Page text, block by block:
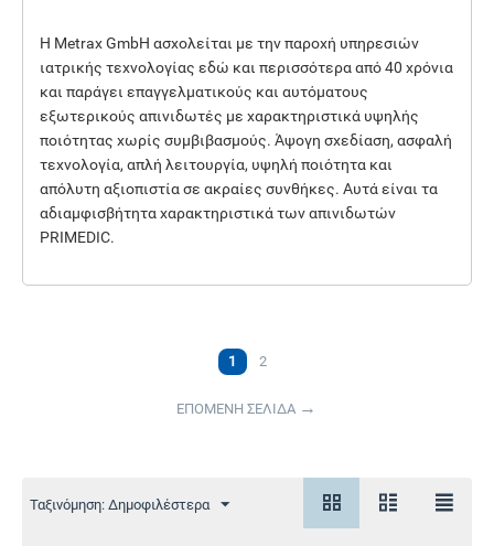
Η Metrax GmbH ασχολείται με την παροχή υπηρεσιών
ιατρικής τεχνολογίας εδώ και περισσότερα από 40 χρόνια
και παράγει επαγγελματικούς και αυτόματους
εξωτερικούς απινιδωτές με χαρακτηριστικά υψηλής
ποιότητας χωρίς συμβιβασμούς. Άψογη σχεδίαση, ασφαλή
τεχνολογία, απλή λειτουργία, υψηλή ποιότητα και
απόλυτη αξιοπιστία σε ακραίες συνθήκες. Αυτά είναι τα
αδιαμφισβήτητα χαρακτηριστικά των απινιδωτών
PRIMEDIC.
1 2
ΕΠΟΜΕΝΗ ΣΕΛΙΔΑ
Ταξινόμηση: Δημοφιλέστερα